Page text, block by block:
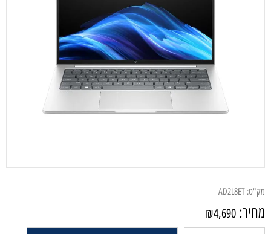
מק"ט: AD2L8ET
מחיר: ₪4,690